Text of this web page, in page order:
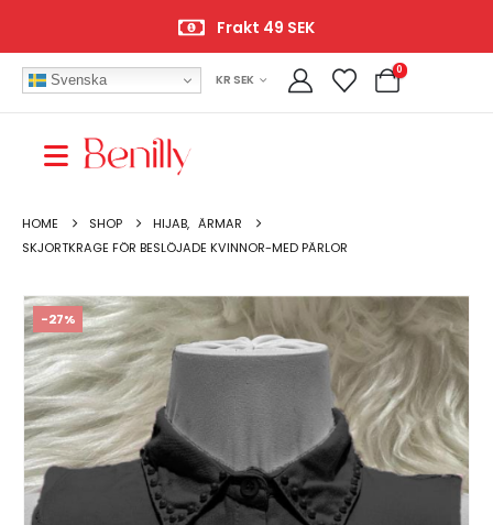
Frakt 49 SEK
Svenska KR SEK
0
HOME SHOP HIJAB, ÄRMAR
SKJORTKRAGE FÖR BESLÖJADE KVINNOR-MED PÄRLOR
-27%